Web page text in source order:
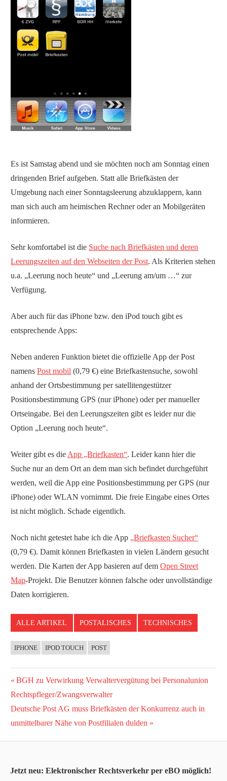
Es ist Samstag abend und sie möchten noch am Sonntag einen
dringenden Brief aufgeben. Statt alle Briefkästen der
Umgebung nach einer Sonntagsleerung abzuklappern, kann
man sich auch am heimischen Rechner oder an Mobilgeräten
informieren.
Sehr komfortabel ist die Suche nach Briefkästen und deren
Leerungszeiten auf den Webseiten der Post. Als Kriterien stehen
u.a. „Leerung noch heute“ und „Leerung am/um …“ zur
Verfügung.
Aber auch für das iPhone bzw. den iPod touch gibt es
entsprechende Apps:
Neben anderen Funktion bietet die offizielle App der Post
namensPost mobil (0,79 €) eine Briefkastensuche, sowohl
anhand der Ortsbestimmung per satellitengestützer
Positionsbestimmung GPS (nur iPhone) oder per manueller
Ortseingabe. Bei den Leerungszeiten gibt es leider nur die
Option „Leerung noch heute“.
Weiter gibt es die App „Briefkasten“. Leider kann hier die
Suche nur an dem Ort an dem man sich befindet durchgeführt
werden, weil die App eine Positionsbestimmung per GPS (nur
iPhone) oder WLAN vornimmt. Die freie Eingabe eines Ortes
ist nicht möglich. Schade eigentlich.
Noch nicht getestet habe ich die App „Briefkasten Sucher“
(0,79 €). Damit können Briefkasten in vielen Ländern gesucht
werden. Die Karten der App basieren auf demOpen Street
Map-Projekt. Die Benutzer können falsche oder unvollständige
Daten korrigieren.
ALLE ARTIKEL POSTALISCHES TECHNISCHES
IPHONE IPOD TOUCH POST
Beitragsnavigation
Vorheriger
Beitrag:
BGH zu Verwirkung Verwaltervergütung bei Personalunion
Rechtspfleger/Zwangsverwalter
Nächster
Beitrag:
Deutsche Post AG muss Briefkästen der Konkurrenz auch in
unmittelbarer Nähe von Postfilialen dulden
Jetzt neu: Elektronischer Rechtsverkehr per eBO möglich!